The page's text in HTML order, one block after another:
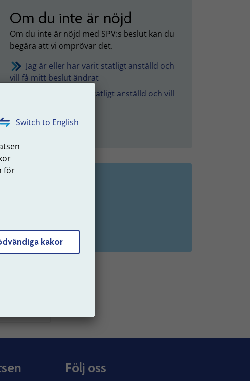
Switch to English
för
kakor
Om du inte är nöjd
Om du inte är nöjd med SPV:s beslut kan du
begära att vi omprövar det.
Jag är eller har varit statligt anställd och
vill få mitt beslut ändrat
Jag har inte varit statligt anställd och vill
sammanställning.
Följ oss